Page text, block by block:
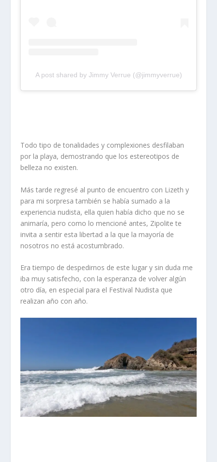
A post shared by Jimmy Verrue (@jimmyverrue)
Todo tipo de tonalidades y complexiones desfilaban
por la playa, demostrando que los estereotipos de
belleza no existen.
Más tarde regresé al punto de encuentro con Lizeth y
para mi sorpresa también se había sumado a la
experiencia nudista, ella quien había dicho que no se
animaría, pero como lo mencioné antes, Zipolite te
invita a sentir esta libertad a la que la mayoría de
nosotros no está acostumbrado.
Era tiempo de despedirnos de este lugar y sin duda me
iba muy satisfecho, con la esperanza de volver algún
otro día, en especial para el Festival Nudista que
realizan año con año.